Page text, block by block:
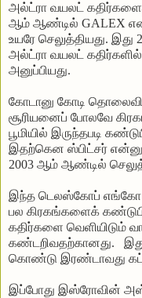
அல்ட்ரா வயலட் கதிர்களைக்
ஆம் ஆண்டில் GALEX
உயரே செலுத்தியது.
அல்ட்ரா வயலட்
அனுப்பியது.
கோடானு கோடி
சூரியனைப் போலவே
பூமியில் இருந்தபடி
இதற்கென ஸ்பிட்சர்
2003 ஆம் ஆண்டில்
இந்த டெலஸ்கோப் எங்கோ
பல கிரகங்களைக்
கதிர்களை வெளியிடும்
கண்டறிவதற்கானது.
கொண்டு இரண்டாவது
இப்போது இஸ்ரோவின்